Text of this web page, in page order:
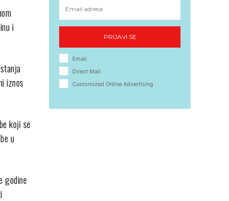
i
iznos
koji se
u
godine
PRIJAVI SE
Email
Direct Mail
Customized Online Advertising